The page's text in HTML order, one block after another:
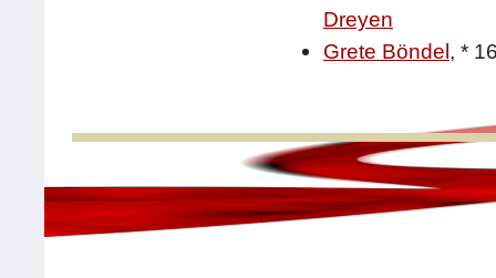
Dreyen
Grete Böndel, *